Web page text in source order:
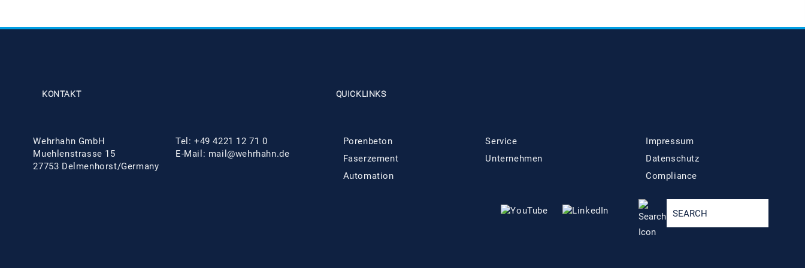
KONTAKT
Wehrhahn GmbH
Muehlenstrasse 15
27753 Delmenhorst/Germany
Tel: +49 4221 12 71 0
E-Mail: mail@wehrhahn.de
QUICKLINKS
Porenbeton
Faserzement
Automation
Service
Unternehmen
Impressum
Datenschutz
Compliance